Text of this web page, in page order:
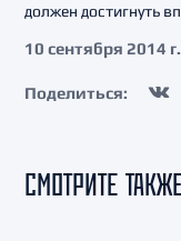
должен достигнуть
10 сентября 2014 г.
Поделиться:
СМОТРИТЕ